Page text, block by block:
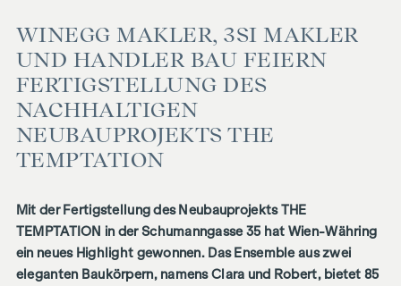
WINEGG MAKLER, 3SI MAKLER
UND HANDLER BAU FEIERN
FERTIGSTELLUNG DES
NACHHALTIGEN
NEUBAUPROJEKTS THE
TEMPTATION
Mit der Fertigstellung des Neubauprojekts THE
TEMPTATION in der Schumanngasse 35 hat Wien-Währing
ein neues Highlight gewonnen. Das Ensemble aus zwei
eleganten Baukörpern, namens Clara und Robert, bietet 85